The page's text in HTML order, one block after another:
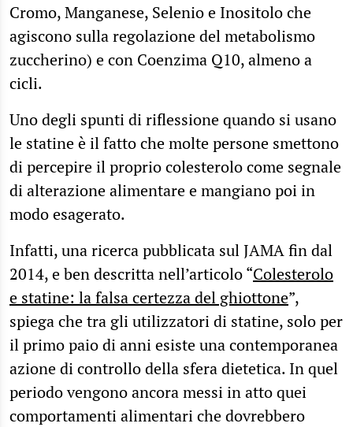
Cromo, Manganese, Selenio e Inositolo che
agiscono sulla regolazione del metabolismo
zuccherino) e con Coenzima Q10, almeno a
cicli.
Uno degli spunti di riflessione quando si usano
le statine è il fatto che molte persone smettono
di percepire il proprio colesterolo come segnale
di alterazione alimentare e mangiano poi in
modo esagerato.
Infatti, una ricerca pubblicata sul JAMA fin dal
2014, e ben descritta nell’articolo “Colesterolo
e statine: la falsa certezza del ghiottone”,
spiega che tra gli utilizzatori di statine, solo per
il primo paio di anni esiste una contemporanea
azione di controllo della sfera dietetica. In quel
periodo vengono ancora messi in atto quei
comportamenti alimentari che dovrebbero